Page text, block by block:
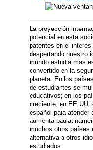
La proyección
potencial en esta
patentes en el
despertando nuestro
mundo estudia más
convertido en la
planeta. En los
de estudiantes se
educativos; en los
creciente; en EE.UU.
español para atender
aumenta
muchos otros países
alternativa a otros
estudiados.